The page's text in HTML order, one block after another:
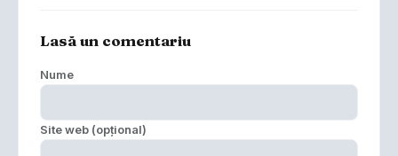
Lasă un comentariu
Nume
Site web (opțional)